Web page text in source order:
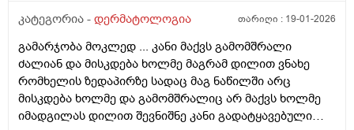
ამასთან ერთად ავენის ტოლარენს კონტროლი,
რაც დავიწყე მკურნალობა საშინლად მომემატა
ლოყებზე გამონაყარი, სხაბოლოოდ დავიწყე
დოქსიციკლინის 100 მგ დალევა უკვე 10 დღეზე მეტია
და სახე უფრო ჩაწყნარდა, რა ვქნა როდის შევწყვიტო
დალევა?
კატეგორია - დერმატოლოგია თარიღი : 19-01-2026
გამარჯობა მოკლედ ... კანი მაქვს გამომშრალი
ძალიან და მისკდება ხოლმე მაგრამ დილით ვნახე
რომხელის ზედაპირზე სადაც მაგ ნაწილში არც
მისკდება ხოლმე და გამომშრალიც არ მაქვს ხოლმე
იმადგილას დილით შევნიშნე კანი გადატყავებული